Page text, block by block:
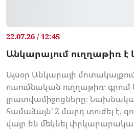
22.07.26 / 12:45
Անկարայում ուղղաթիռ է
Այսօր Անկարայի
ուսումնական ուղղաթիռ․
լրատվամիջոցները։
համաձայն՝ 2 մարդ տուժել է,
վայր են մեկնել